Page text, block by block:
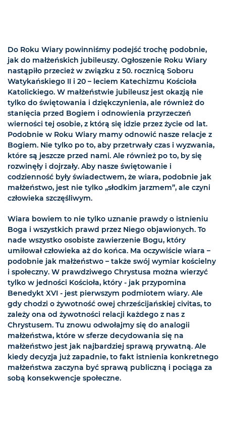
Do Roku Wiary powinniśmy podejść trochę podobnie,
jak do małżeńskich jubileuszy. Ogłoszenie Roku Wiary
nastąpiło przecież w związku z 50. rocznicą Soboru
Watykańskiego II i 20 – leciem Katechizmu Kościoła
Katolickiego. W małżeństwie jubileusz jest okazją nie
tylko do świętowania i dziękczynienia, ale również do
stanięcia przed Bogiem i odnowienia przyrzeczeń
wierności tej osobie, z którą się idzie przez życie od lat.
Podobnie w Roku Wiary mamy odnowić nasze relacje z
Bogiem. Nie tylko po to, aby przetrwały czas i wyzwania,
które są jeszcze przed nami. Ale również po to, by się
rozwinęły i dojrzały. Aby nasze świętowanie i
codzienność były świadectwem, że wiara, podobnie jak
małżeństwo, jest nie tylko „słodkim jarzmem”, ale czyni
człowieka szczęśliwym.
Wiara bowiem to nie tylko uznanie prawdy o istnieniu
Boga i wszystkich prawd przez Niego objawionych. To
nade wszystko osobiste zawierzenie Bogu, który
umiłował człowieka aż do końca. Ma oczywiście wiara –
podobnie jak małżeństwo – także swój wymiar kościelny
i społeczny. W prawdziwego Chrystusa można wierzyć
tylko w jedności Kościoła, który - jak przypomina
Benedykt XVI - jest pierwszym podmiotem wiary. Ale
gdy chodzi o żywotność owej chrześcijańskiej civitas, to
zależy ona od żywotności relacji każdego z nas z
Chrystusem. Tu znowu odwołajmy się do analogii
małżeństwa, które w sferze decydowania się na
małżeństwo jest jak najbardziej sprawą prywatną. Ale
kiedy decyzja już zapadnie, to fakt istnienia konkretnego
małżeństwa zaczyna być sprawą publiczną i pociąga za
sobą konsekwencje społeczne.